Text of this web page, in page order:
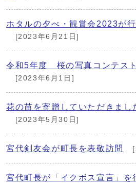
ホタルの夕べ・観賞会2023が
[2023年6月21日]
令和5年度 桜の写真コンテス
[2023年6月1日]
花の苗を寄贈していただきまし
[2023年5月30日]
宮代剣友会が町長を表敬訪問
宮代町長が「イクボス宣言」を